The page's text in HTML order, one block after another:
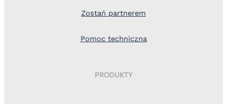
Zostań partnerem
Pomoc techniczna
PRODUKTY